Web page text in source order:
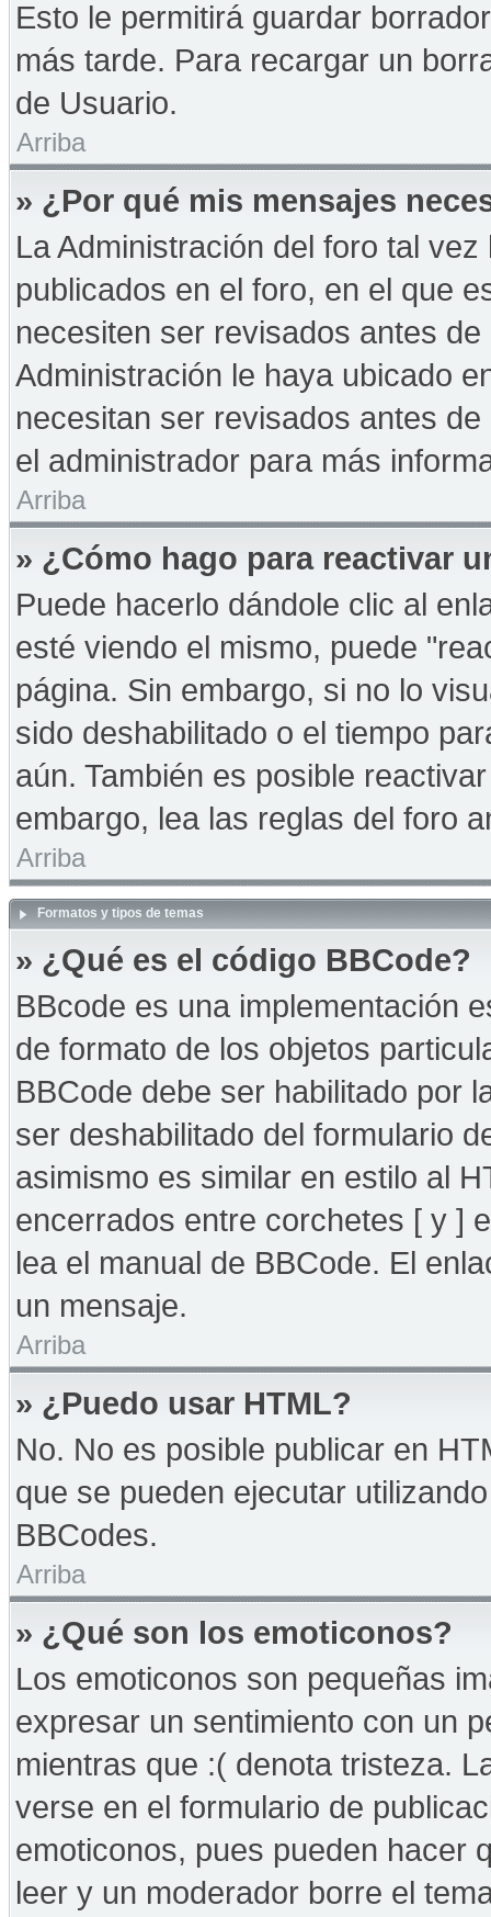
Esto le permitirá guardar
más tarde. Para recargar un
de Usuario.
Arriba
» ¿Por qué mis mensajes
La Administración del foro tal
publicados en el foro, en el que
necesiten ser revisados antes
Administración le haya ubicado
necesitan ser revisados antes
el administrador para más
Arriba
» ¿Cómo hago para reactivar
Puede hacerlo dándole clic al
esté viendo el mismo, puede
página. Sin embargo, si no lo
sido deshabilitado o el tiempo
aún. También es posible
embargo, lea las reglas del foro
Arriba
Formatos y tipos de temas
» ¿Qué es el código BBCode?
BBcode es una implementación
de formato de los objetos
BBCode debe ser habilitado por
ser deshabilitado del formulario
asimismo es similar en estilo al
encerrados entre corchetes [ y ]
lea el manual de BBCode. El
un mensaje.
Arriba
» ¿Puedo usar HTML?
No. No es posible publicar en
que se pueden ejecutar
BBCodes.
Arriba
» ¿Qué son los emoticonos?
Los emoticonos son pequeñas
expresar un sentimiento con un
mientras que :( denota tristeza.
verse en el formulario de
emoticonos, pues pueden hacer
leer y un moderador borre el